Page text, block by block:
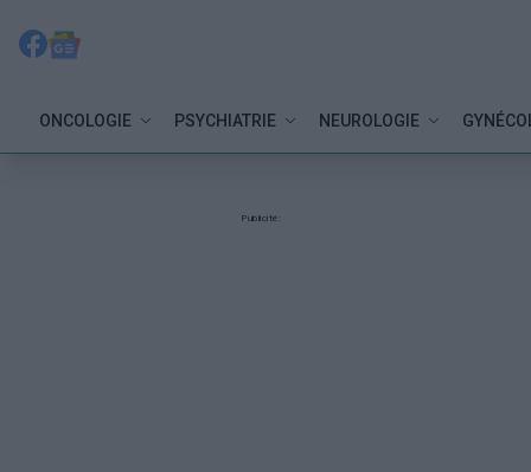
ONCOLOGIE PSYCHIATRIE NEUROLOGIE
Publicité: